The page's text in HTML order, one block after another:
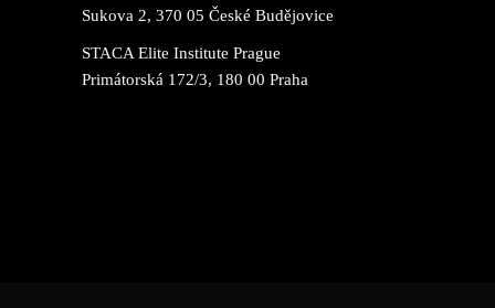
Sukova 2, 370 05 České Budějovice
STACA Elite Institute Prague
Primátorská 172/3, 180 00 Praha